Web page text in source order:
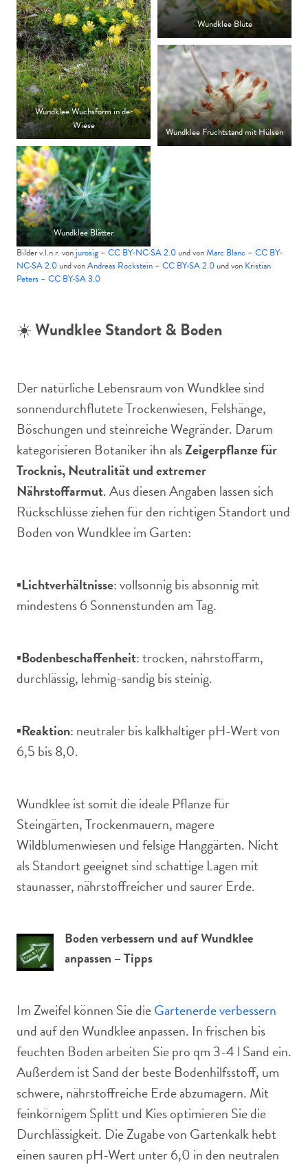
Wundklee Wuchsform in der
Wiese
Wundklee Blüte
Wundklee Fruchtstand mit Hülsen
Wundklee Blätter
Bilder v.l.n.r. vonjurosig – CC BY-NC-SA 2.0und vonMarc Blanc – CC BY-
NC-SA 2.0und vonAndreas Rockstein – CC BY-SA 2.0und von Kristian
Peters – CC BY-SA 3.0
☀️Wundklee Standort & Boden
Der natürliche Lebensraum von Wundklee sind
sonnendurchflutete Trockenwiesen, Felshänge,
Böschungen und steinreiche Wegränder. Darum
kategorisieren Botaniker ihn alsZeigerpflanze für
Trocknis, Neutralität und extremer
Nährstoffarmut. Aus diesen Angaben lassen sich
Rückschlüsse ziehen für den richtigen Standort und
Boden von Wundklee im Garten:
▪️Lichtverhältnisse: vollsonnig bis absonnig mit
mindestens 6 Sonnenstunden am Tag.
▪️Bodenbeschaffenheit: trocken, nährstoffarm,
durchlässig, lehmig-sandig bis steinig.
▪️Reaktion: neutraler bis kalkhaltiger pH-Wert von
6,5 bis 8,0.
Wundklee ist somit die ideale Pflanze für
Steingärten, Trockenmauern, magere
Wildblumenwiesen und felsige Hanggärten. Nicht
als Standort geeignet sind schattige Lagen mit
staunasser, nährstoffreicher und saurer Erde.
Boden verbessern und auf Wundklee
anpassen – Tipps
Im Zweifel können Sie dieGartenerde verbessern
und auf den Wundklee anpassen. In frischen bis
feuchten Boden arbeiten Sie pro qm 3-4 l Sand ein.
Außerdem ist Sand der beste Bodenhilfsstoff, um
schwere, nährstoffreiche Erde abzumagern. Mit
feinkörnigem Splitt und Kies optimieren Sie die
Durchlässigkeit. Die Zugabe von Gartenkalk hebt
einen sauren pH-Wert unter 6,0 in den neutralen